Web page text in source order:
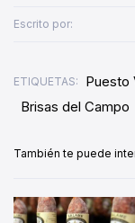
Escrito por:
ETIQUETAS: Puesto
Brisas del Campo
También te puede